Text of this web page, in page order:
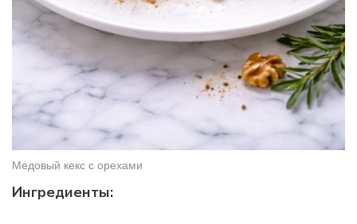
Медовый кекс с орехами
Ингредиенты: